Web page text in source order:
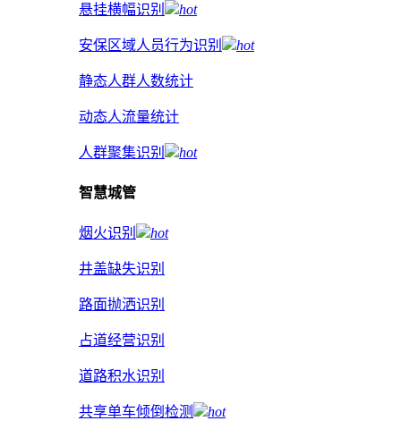
悬挂横幅识别 hot
安保区域人员行为识别 hot
静态人群人数统计
动态人流量统计
人群聚集识别 hot
智慧城管
烟火识别 hot
井盖缺失识别
路面抛洒识别
占道经营识别
道路积水识别
共享单车倾倒检测 hot